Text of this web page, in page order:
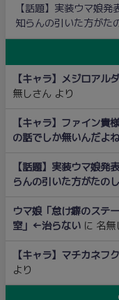
【話題】実装ウマ娘
知らんの引いた方がた
【キャラ】メジロアル
無しさん より
【キャラ】ファイン
の話でしか無いんだよね
【話題】実装ウマ娘
らんの引いた方がたの
ウマ娘「怠け癖のステ
室」←治らない に 名無
【キャラ】マチカネフ
より